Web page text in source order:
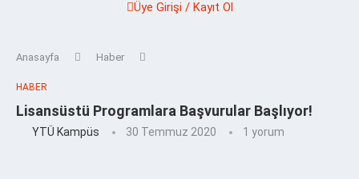
Üye Girişi / Kayıt Ol
Anasayfa Haber
HABER
Lisansüstü Programlara Başvurular Başlıyor!
YTÜ Kampüs 30 Temmuz 2020 1 yorum